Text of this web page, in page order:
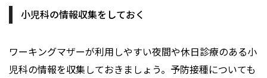
小児科の情報収集をしておく
ワーキングマザーが利用しやすい夜間や休日診療のある小
児科の情報を収集しておきましょう。予防接種についても